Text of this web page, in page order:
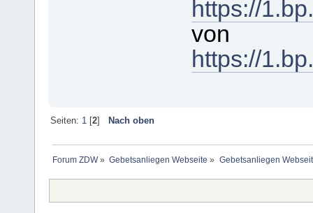
https://
von
https://
Seiten: 1[2] Nach oben
Forum ZDW» Gebetsanliegen Webseite » Gebetsanliegen